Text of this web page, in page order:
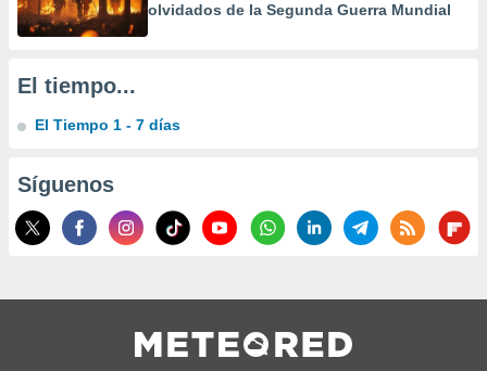
1199
olvidados de la Segunda Guerra Mundial
El tiempo...
El Tiempo 1 - 7 días
Síguenos